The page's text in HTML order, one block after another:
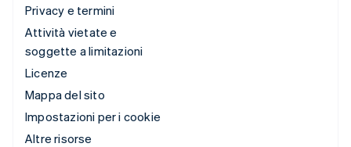
Privacy e termini
Attività vietate e
soggette a limitazioni
Licenze
Mappa del sito
Impostazioni per i cookie
Altre risorse